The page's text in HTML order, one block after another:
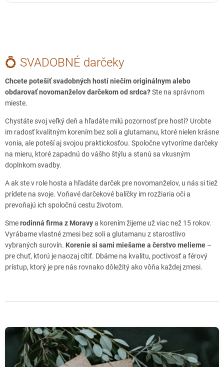
SKALICA -Zvážme si / Mamkina Špajza
SOBRANCE partnerská prodejna
SPIŠSKÁ STARÁ VES
1.Mája 592/63; Spišská Stará Ves; 061 01
TOPOĽČANY partnerská prodejna
TURČIANSKE TEPLICE partnerská prodejna
VEĽKÝ KRTÍŠ partnerská prodejna
ŽARNOVICA partnerská prodejna
ŽIAR NAD HRONOM partnerská prodejna
BANSKÁ BYSTRICA - Gazdovský trh 1
BANSKÁ BYSTRICA - Gazdovský trh 2
Družby 35 (Fončorda oproti Mladosti), Banská Bystrica, 974 04
BRATISLAVA - Púpava / bezobalový obchod
💍 SVADOBNÉ darčeky
Chcete potešiť svadobných hostí niečím originálnym alebo
obdarovať novomanželov darčekom od srdca?Ste na správnom
mieste.
Chystáte svoj veľký deň a hľadáte milú pozornosť pre hostí? Urobte
im radosť kvalitným korením bez soli a glutamanu, ktoré nielen krásne
vonia, ale poteší aj svojou praktickosťou. Spoločne vytvoríme darčeky
na mieru, ktoré zapadnú do vášho štýlu a stanú sa vkusným
doplnkom svadby.
A ak ste v role hosta a hľadáte darček pre novomanželov, u nás si tiež
prídete na svoje. Voňavé darčekové balíčky im rozžiaria oči a
prevoňajú ich spoločnú cestu životom.
Smerodinná firma z Moravya korením žijeme už viac než 15 rokov.
Vyrábame vlastné zmesi bez soli a glutamanu z starostlivo
vybraných surovín. Korenie si sami miešame a čerstvo melieme –
pre chuť, ktorú je naozaj cítiť. Dbáme na kvalitu, poctivosť a férový
prístup, ktorý je pre nás rovnako dôležitý ako vôňa každej zmesi.